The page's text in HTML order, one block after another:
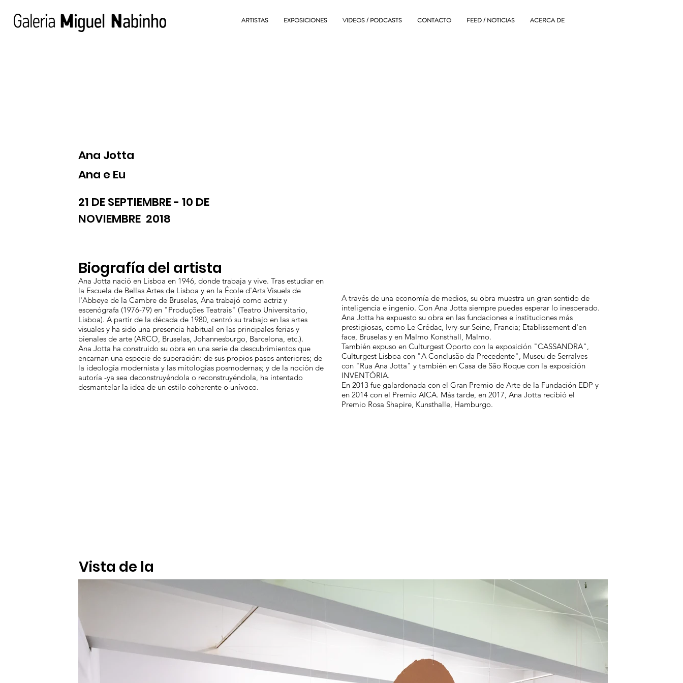
ARTISTAS EXPOSICIONES VIDEOS / PODCASTS CONTACTO FEED / NOTICIAS ACERCA DE
Ana Jotta
Ana e Eu
21 DE SEPTIEMBRE - 10 DE
NOVIEMBRE 2018
Vista de la
Exposición
A través de una economía de medios, su obra muestra un gran sentido de
inteligencia e ingenio. Con Ana Jotta siempre puedes esperar lo inesperado.
Ana Jotta ha expuesto su obra en las fundaciones e instituciones más
prestigiosas, como Le Crédac, Ivry-sur-Seine, Francia; Etablissement d'en
face, Bruselas y en Malmo Konsthall, Malmo.
También expuso en Culturgest Oporto con la exposición "CASSANDRA",
Culturgest Lisboa con "A Conclusão da Precedente", Museu de Serralves
con "Rua Ana Jotta" y también en Casa de São Roque con la exposición
INVENTÓRIA.
En 2013 fue galardonada con el Gran Premio de Arte de la Fundación EDP y
en 2014 con el Premio AICA. Más tarde, en 2017, Ana Jotta recibió el
Premio Rosa Shapire, Kunsthalle, Hamburgo.
Ana Jotta nació en Lisboa en 1946, donde trabaja y vive. Tras estudiar en
la Escuela de Bellas Artes de Lisboa y en la École d'Arts Visuels de
l'Abbeye de la Cambre de Bruselas, Ana trabajó como actriz y
escenógrafa (1976-79) en "Produções Teatrais" (Teatro Universitario,
Lisboa). A partir de la década de 1980, centró su trabajo en las artes
visuales y ha sido una presencia habitual en las principales ferias y
bienales de arte (ARCO, Bruselas, Johannesburgo, Barcelona, etc.).
Ana Jotta ha construido su obra en una serie de descubrimientos que
encarnan una especie de superación: de sus propios pasos anteriores; de
la ideología modernista y las mitologías posmodernas; y de la noción de
autoría -ya sea deconstruyéndola o reconstruyéndola, ha intentado
desmantelar la idea de un estilo coherente o unívoco.
Biografía del artista